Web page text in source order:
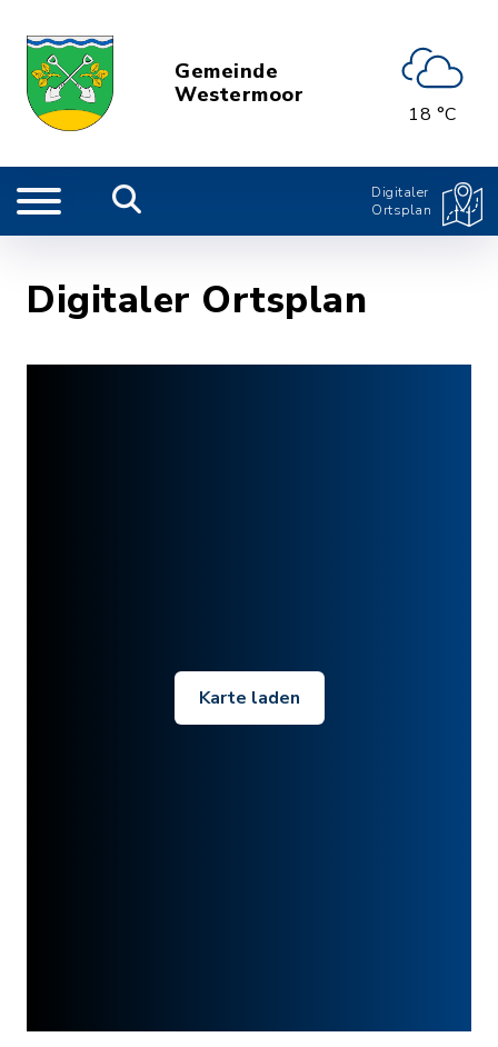
Gemeinde
Westermoor
18 °C
Digitaler
Ortsplan
Digitaler Ortsplan
Karte laden